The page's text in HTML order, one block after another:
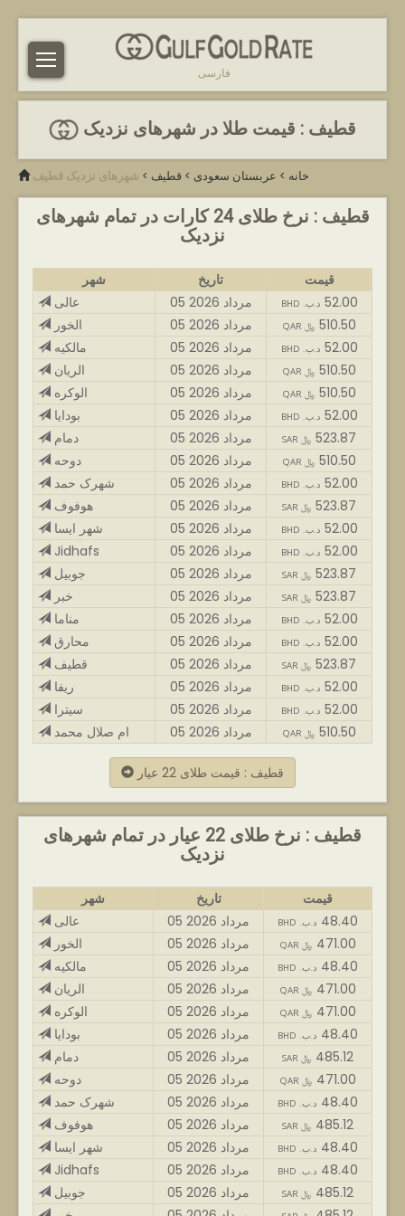
فارسی
قطیف : قیمت طلا در شهرهای نزدیک
خانه > عربستان سعودی > قطیف > شهرهای نزدیک قطیف
قطیف : نرخ طلای 24 کارات در تمام شهرهای
نزدیک
شهر تاریخ
قیمت
عالی
05 مرداد 2026 BHD .د.ب 52.00
الخور
05 مرداد 2026 QAR ﷼ 510.50
مالکیه
05 مرداد 2026 BHD .د.ب 52.00
الریان
05 مرداد 2026 QAR ﷼ 510.50
الوکره
05 مرداد 2026 QAR ﷼ 510.50
بودایا
05 مرداد 2026 BHD .د.ب 52.00
دمام
05 مرداد 2026 SAR ﷼ 523.87
دوحه
05 مرداد 2026 QAR ﷼ 510.50
شهرک حمد
05 مرداد 2026 BHD .د.ب 52.00
هوفوف
05 مرداد 2026 SAR ﷼ 523.87
شهر ایسا
05 مرداد 2026 BHD .د.ب 52.00
Jidhafs
05 مرداد 2026 BHD .د.ب 52.00
جوبیل
05 مرداد 2026 SAR ﷼ 523.87
خبر
05 مرداد 2026 SAR ﷼ 523.87
مناما
05 مرداد 2026 BHD .د.ب 52.00
محارق
05 مرداد 2026 BHD .د.ب 52.00
قطیف
05 مرداد 2026 SAR ﷼ 523.87
ریفا
05 مرداد 2026 BHD .د.ب 52.00
سیترا
05 مرداد 2026 BHD .د.ب 52.00
ام صلال محمد
05 مرداد 2026 QAR ﷼ 510.50
قطیف : قیمت طلای 22 عیار
قطیف : نرخ طلای 22 عیار در تمام شهرهای
نزدیک
شهر تاریخ
قیمت
عالی
05 مرداد 2026 BHD .د.ب 48.40
الخور
05 مرداد 2026 QAR ﷼ 471.00
مالکیه
05 مرداد 2026 BHD .د.ب 48.40
الریان
05 مرداد 2026 QAR ﷼ 471.00
الوکره
05 مرداد 2026 QAR ﷼ 471.00
بودایا
05 مرداد 2026 BHD .د.ب 48.40
دمام
05 مرداد 2026 SAR ﷼ 485.12
دوحه
05 مرداد 2026 QAR ﷼ 471.00
شهرک حمد
05 مرداد 2026 BHD .د.ب 48.40
هوفوف
05 مرداد 2026 SAR ﷼ 485.12
شهر ایسا
05 مرداد 2026 BHD .د.ب 48.40
Jidhafs
05 مرداد 2026 BHD .د.ب 48.40
جوبیل
05 مرداد 2026 SAR ﷼ 485.12